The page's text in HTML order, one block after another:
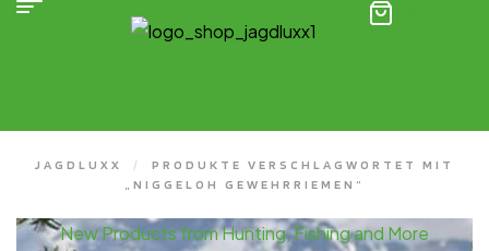
JAGDLUXX /
PRODUKTE VERSCHLAGWORTET MIT
„NIGGELOH GEWEHRRIEMEN“
New Products from Hunting, Fishing and More